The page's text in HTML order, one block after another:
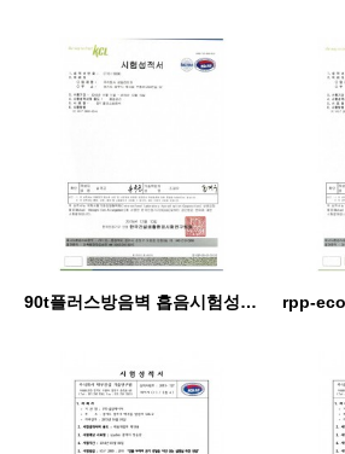
90t플러스방음벽 흡음시험성적서20151117